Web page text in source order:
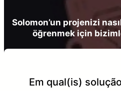
Solomon’un projenizi
öğrenmek için
Em qual(is)